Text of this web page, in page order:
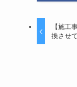
【施工
換させ